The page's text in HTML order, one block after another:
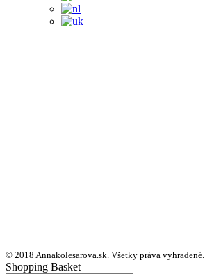
© 2018 Annakolesarova.sk. Všetky práva vyhradené.
Shopping Basket